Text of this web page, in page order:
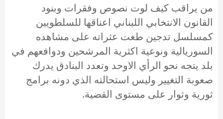
من يراقب كيف لوت نصوص وفقرات وبنود
القانون الانتخابي اللبناني اعناقها للسلطويين
كمسلسل تدجين طغت عثراته على مشاهده
السوريالية ونوعية اكثرية المرشحين ودوافعهم في
بلد يتجه نحو الرأي الاوحد وتعدد البنادق يدرك
صعوبة التغيير وليس استحالته الذي دونه برامج
ثورية وثوار على مستوى القضية.